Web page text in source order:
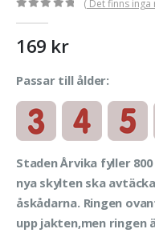
( Det finns inga
169 kr
Passar till ålder:
Staden Årvika fyller
nya skylten ska
åskådarna. Ringen
upp jakten,men ringen